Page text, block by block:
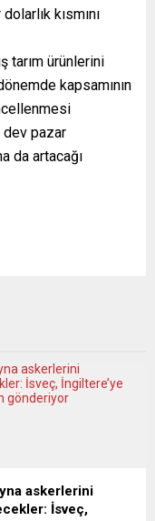
kısmını
tarım ürünlerini
kapsamının
dev pazar
da artacağı
askerlerini
İsveç,